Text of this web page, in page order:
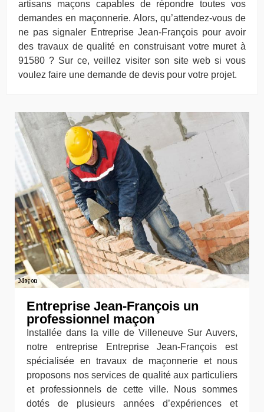
artisans maçons capables de répondre toutes vos
demandes en maçonnerie. Alors, qu’attendez-vous de
ne pas signaler Entreprise Jean-François pour avoir
des travaux de qualité en construisant votre muret à
91580 ? Sur ce, veillez visiter son site web si vous
voulez faire une demande de devis pour votre projet.
Entreprise Jean-François un
professionnel maçon
Installée dans la ville de Villeneuve Sur Auvers,
notre entreprise Entreprise Jean-François est
spécialisée en travaux de maçonnerie et nous
proposons nos services de qualité aux particuliers
et professionnels de cette ville. Nous sommes
dotés de plusieurs années d’expériences et